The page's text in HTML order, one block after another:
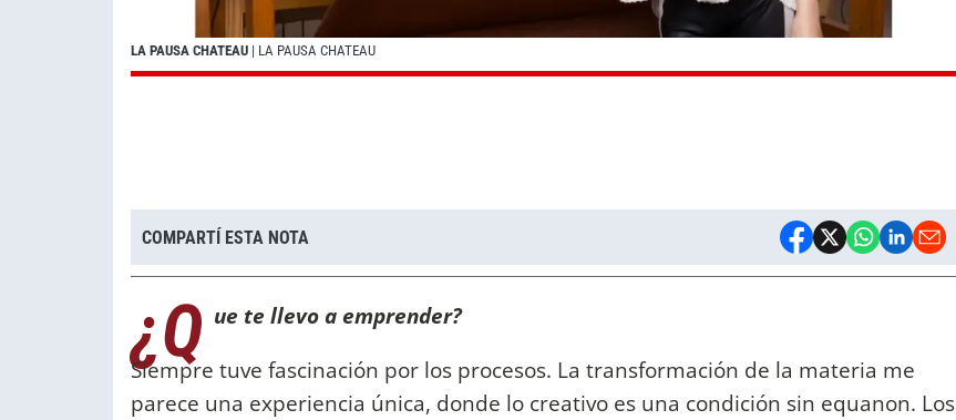
LA PAUSA CHATEAU | LA PAUSA CHATEAU
COMPARTÍ ESTA NOTA
¿Q ue te llevo a emprender?
Siempre tuve fascinación por los procesos. La transformación de la materia me
parece una experiencia única, donde lo creativo es una condición sin equanon. Los